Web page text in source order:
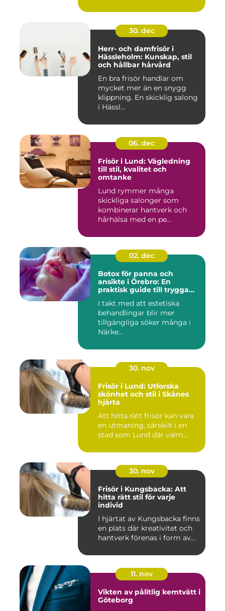
30. dec
Herr- och damfrisör i
Hässleholm: Kunskap, stil
och hållbar hårvård
En bra frisör handlar om
mycket mer än en snygg
klippning. En skicklig salong
i Hässl...
06. dec
Frisör i Lund: Vägledning
till stil, kvalitet och
omtanke
Lund rymmer många
skickliga salonger som
kombinerar hantverk och
hårhälsa med en pe...
02. dec
Botox för panna och
ansikte i Örebro: En
praktisk guide till trygga
I takt med att estetiska
behandlingar blir mer
tillgängliga söker många i
Närke...
30. nov
Frisör i Lund: Utforska
skönhet och stil i Skånes
hjärta
Att hitta rätt frisör kan vara
en utmaning, särskilt i en
stad som Lund där valm...
30. nov
Frisör i Kungsbacka: Att
hitta rätt stil för varje
individ
I hjärtat av Kungsbacka finns
en plats där kreativitet och
hantverk förenas i form av...
11. nov
Vikten av pålitlig kemtvätt i
Göteborg